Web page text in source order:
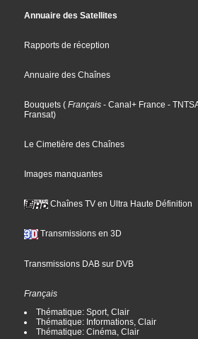
Annuaire des Satellites
Rapports de réception
Annuaire des Chaînes
Bouquets ( Français - Canal+ France -
Fransat)
Le Cimetière des Chaînes
Images manquantes
Chaînes TV en Ultra Haute Définition
Transmissions en 3D
Transmissions DAB sur DVB
Français
Thématique: Sport, Clair
Thématique: Informations, Clair
Thématique: Cinéma, Clair